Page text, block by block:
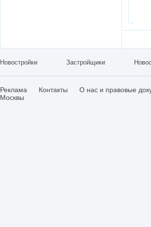
Новостройки Застройщики
Реклама Контакты О нас и правовые
Москвы